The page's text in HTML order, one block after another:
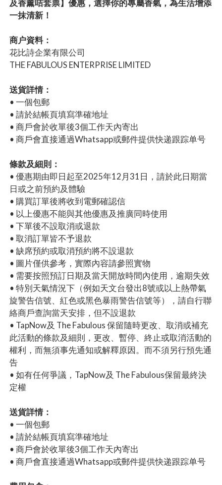
及香薰咭套票】優惠，選擇你的專屬香氣，為生活增添
一抹清新！
商户資料：
花比詩企業有限公司
THE FABULOUS ENTERPRISE LIMITED
送貨詳情：
• 一個包郵
• 請於結帳頁填寫準確地址
• 商戶會於收單後3個工作天內寄出
• 商戶會直接通過Whatsapp或郵件提供快递跟踪单号
條款及細則：
• 優惠期由即日起至2025年12月31日，請於此日期當
日或之前預約及體驗
• 購買訂單後將收到電郵確認信
• 以上優惠不能與其他優惠及推廣同時使用
• 下單後不設取消或退款
• 取消訂單皆不予退款
• 缺席預約或取消預約將不設退款
• 圖片僅供參考，實際內容請參照實物
• 需要按照預訂日期及當天開放時間內使用，逾期失效
• 特別天氣情況下（例如天文台發出8號或以上熱帶氣
旋警告信號、紅色或黑色暴雨警告信號等），請自行聯
絡商戶查詢當天安排，但不設退款
• TapNow及 The Fabulous 保留隨時更改、取消或補充
此活動的條款及細則，更改、暫停、終止或取消活動的
權利，而無須事先通知或解釋原因。而不須另行預先通
告
• 如有任何爭議，TapNow及 The Fabulous保留最終決
定權
送貨詳情：
• 一個包郵
• 請於結帳頁填寫準確地址
• 商戶會於收單後3個工作天內寄出
• 商戶會直接通過Whatsapp或郵件提供快递跟踪单号